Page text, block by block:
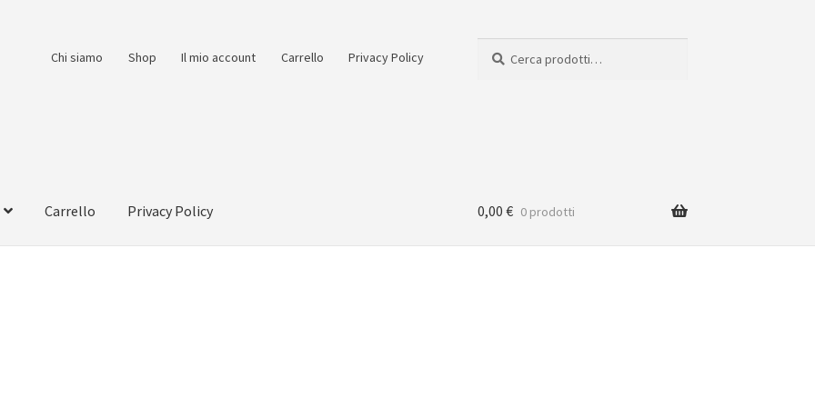
Chi siamo Shop Il mio account Carrello Privacy Policy
Carrello Privacy Policy 0,00 € 0 prodotti